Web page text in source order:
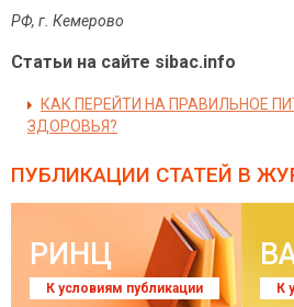
РФ, г. Кемерово
Статьи на сайте sibac.info
КАК ПЕРЕЙТИ НА ПРАВИЛЬНОЕ
ЗДОРОВЬЯ?
ПУБЛИКАЦИИ СТАТЕЙ В
РИНЦ
К условиям публикации К